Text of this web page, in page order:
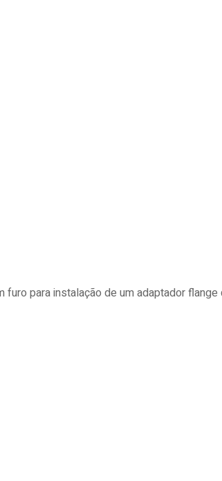
para instalação de um adaptador flange